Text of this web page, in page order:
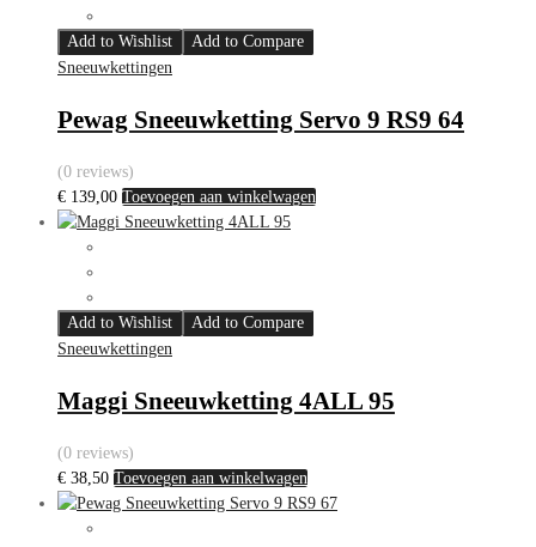
Add to Wishlist
Add to Compare
Sneeuwkettingen
Pewag Sneeuwketting Servo 9 RS9 64
(0 reviews)
€ 139,00 Toevoegen aan winkelwagen
Add to Wishlist
Add to Compare
Sneeuwkettingen
Maggi Sneeuwketting 4ALL 95
(0 reviews)
€ 38,50 Toevoegen aan winkelwagen